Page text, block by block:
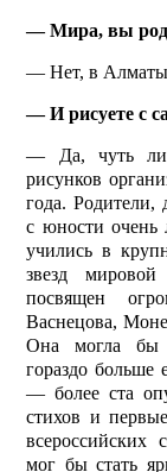
— Мира, вы
— Нет, в
— И рисуете с
— Да, чуть ли
рисунков
года. Родители,
с юности очень
учились в
звезд
посвящен
Васнецова,
Она могла бы
гораздо больше
— более ста
стихов и
мог бы стать